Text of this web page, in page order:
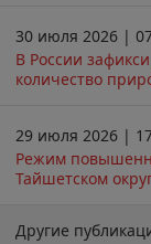
30 июля 2026 |
В России
количество
29 июля 2026 |
Режим
Тайшетском
Другие